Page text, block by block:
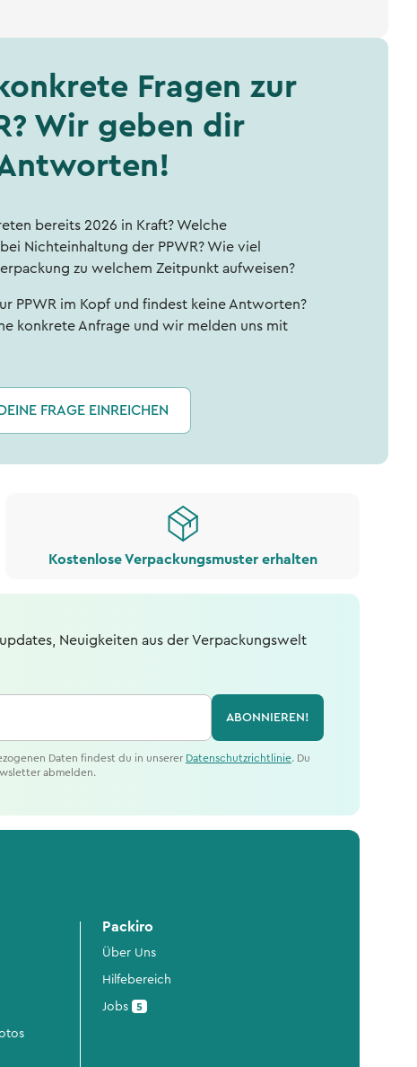
Fragen zur
Wir geben dir
bereits 2026 in Kraft? Welche
Nichteinhaltung der PPWR? Wie viel
zu welchem Zeitpunkt aufweisen?
PPWR im Kopf und findest keine Antworten?
konkrete Anfrage und wir melden uns mit
DEINE FRAGE EINREICHEN
Kostenlose Verpackungsmuster erhalten
Neuigkeiten aus der Verpackungswelt
ABONNIEREN!
Daten findest du in unserer Datenschutzrichtlinie. Du
abmelden.
Packiro
Über Uns
Hilfebereich
Jobs 5